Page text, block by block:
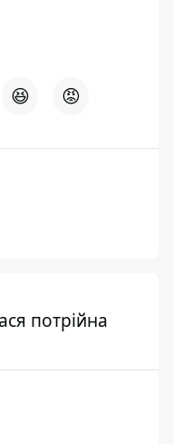
😆 😡
потрійна